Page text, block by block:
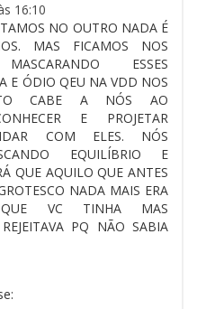
16:10
NO OUTRO NADA É
MAS FICAMOS NOS
ESSES
E ÓDIO QEU NA VDD NOS
CABE A NÓS AO
E PROJETAR
COM ELES. NÓS
EQUILÍBRIO E
QUE AQUILO QUE ANTES
NADA MAIS ERA
VC TINHA MAS
PQ NÃO SABIA